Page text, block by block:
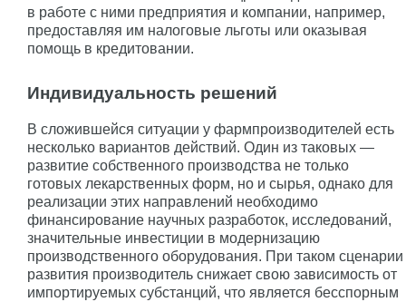
в работе с ними предприятия и компании, например,
предоставляя им налоговые льготы или оказывая
помощь в кредитовании.
Индивидуальность решений
В сложившейся ситуации у фармпроизводителей есть
несколько вариантов действий. Один из таковых —
развитие собственного производства не только
готовых лекарственных форм, но и сырья, однако для
реализации этих направлений необходимо
финансирование научных разработок, исследований,
значительные инвестиции в модернизацию
производственного оборудования. При таком сценарии
развития производитель снижает свою зависимость от
импортируемых субстанций, что является бесспорным